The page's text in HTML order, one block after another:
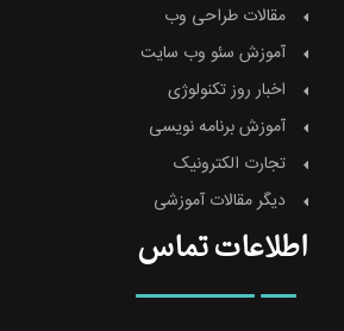
مقالات طراحی وب
آموزش سئو وب سایت
اخبار روز تکنولوژی
آموزش برنامه نویسی
تجارت الکترونیک
دیگر مقالات آموزشی
اطلاعات تماس